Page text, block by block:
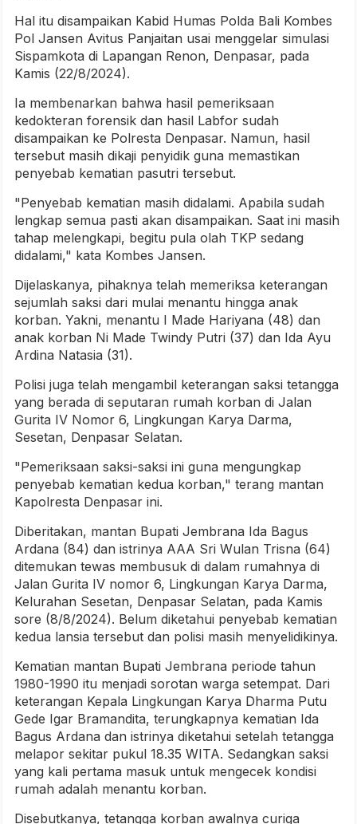
Hal itu disampaikan Kabid Humas Polda Bali Kombes
Pol Jansen Avitus Panjaitan usai menggelar simulasi
Sispamkota di Lapangan Renon, Denpasar, pada
Kamis (22/8/2024).
Ia membenarkan bahwa hasil pemeriksaan
kedokteran forensik dan hasil Labfor sudah
disampaikan ke Polresta Denpasar. Namun, hasil
tersebut masih dikaji penyidik guna memastikan
penyebab kematian pasutri tersebut.
"Penyebab kematian masih didalami. Apabila sudah
lengkap semua pasti akan disampaikan. Saat ini masih
tahap melengkapi, begitu pula olah TKP sedang
didalami," kata Kombes Jansen.
Dijelaskanya, pihaknya telah memeriksa keterangan
sejumlah saksi dari mulai menantu hingga anak
korban. Yakni, menantu I Made Hariyana (48) dan
anak korban Ni Made Twindy Putri (37) dan Ida Ayu
Ardina Natasia (31).
Polisi juga telah mengambil keterangan saksi tetangga
yang berada di seputaran rumah korban di Jalan
Gurita IV Nomor 6, Lingkungan Karya Darma,
Sesetan, Denpasar Selatan.
"Pemeriksaan saksi-saksi ini guna mengungkap
penyebab kematian kedua korban," terang mantan
Kapolresta Denpasar ini.
Diberitakan, mantan Bupati Jembrana Ida Bagus
Ardana (84) dan istrinya AAA Sri Wulan Trisna (64)
ditemukan tewas membusuk di dalam rumahnya di
Jalan Gurita IV nomor 6, Lingkungan Karya Darma,
Kelurahan Sesetan, Denpasar Selatan, pada Kamis
sore (8/8/2024). Belum diketahui penyebab kematian
kedua lansia tersebut dan polisi masih menyelidikinya.
Kematian mantan Bupati Jembrana periode tahun
1980-1990 itu menjadi sorotan warga setempat. Dari
keterangan Kepala Lingkungan Karya Dharma Putu
Gede Igar Bramandita, terungkapnya kematian Ida
Bagus Ardana dan istrinya diketahui setelah tetangga
melapor sekitar pukul 18.35 WITA. Sedangkan saksi
yang kali pertama masuk untuk mengecek kondisi
rumah adalah menantu korban.
Disebutkanya, tetangga korban awalnya curiga